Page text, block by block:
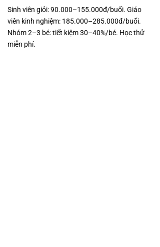
Sinh viên giỏi: 90.000–155.000đ/buổi. Giáo
viên kinh nghiệm: 185.000–285.000đ/buổi.
Nhóm 2–3 bé: tiết kiệm 30–40%/bé. Học thử
miễn phí.